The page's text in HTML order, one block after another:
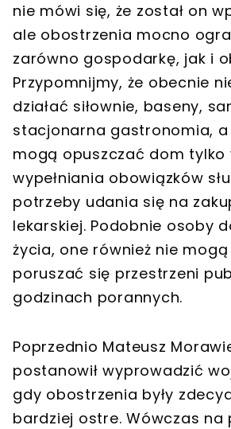
nie mówi się, że został on
ale obostrzenia mocno
zarówno gospodarkę, jak i
Przypomnijmy, że obecnie
działać siłownie, baseny,
stacjonarna gastronomia, a
mogą opuszczać dom tylko
wypełniania obowiązków
potrzeby udania się na
lekarskiej. Podobnie osoby
życia, one również nie
poruszać się przestrzeni
godzinach porannych.
Poprzednio Mateusz
postanowił wyprowadzić
gdy obostrzenia były
bardziej ostre. Wówczas na